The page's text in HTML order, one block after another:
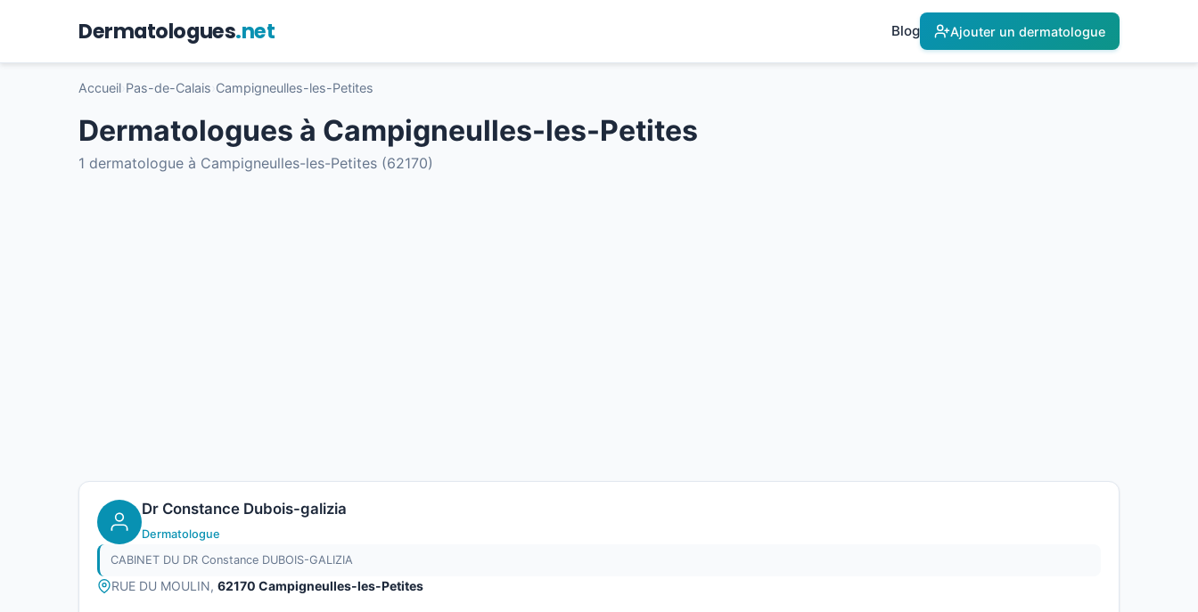
Dermatologues.net Blog Ajouter un dermatologue
Accueil Pas-de-Calais Campigneulles-les-Petites
Dermatologues à Campigneulles-les-Petites
1 dermatologue à Campigneulles-les-Petites (62170)
Dr Constance Dubois-galizia
Dermatologue
CABINET DU DR Constance DUBOIS-GALIZIA
RUE DU MOULIN, 62170 Campigneulles-les-Petites